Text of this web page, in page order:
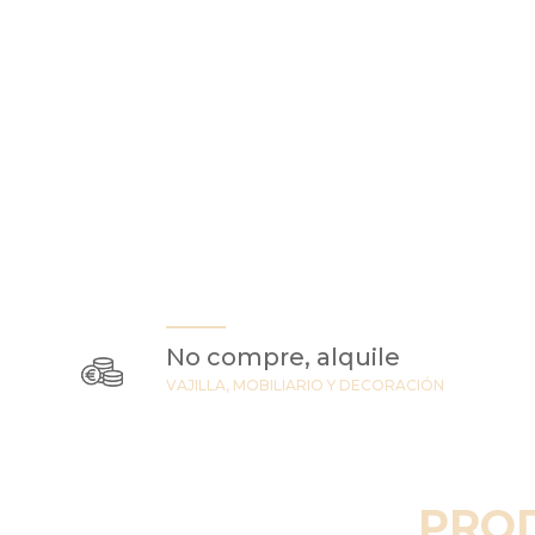
No compre, alquile
VAJILLA, MOBILIARIO Y DECORACIÓN